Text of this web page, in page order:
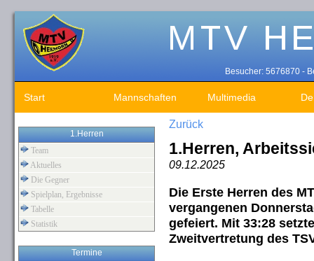
Besucher: 5676870 -
Start Mannschaften Multimedia
1.Herren
Team
Aktuelles
Die Gegner
Spielplan, Ergebnisse
Tabelle
Statistik
Termine
Zurück
1.Herren,
09.12.2025
Die Erste Herren des
vergangenen
gefeiert. Mit 33:28
Zweitvertretung des